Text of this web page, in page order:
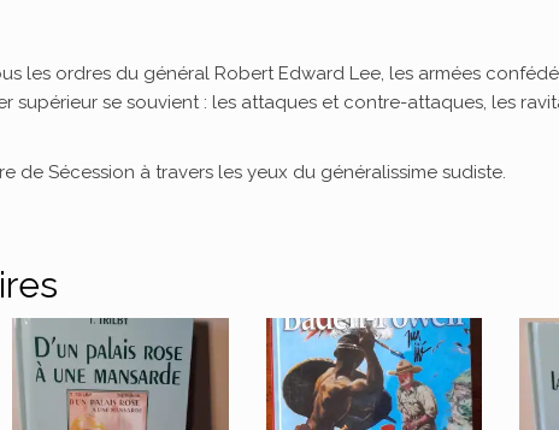
les ordres du général Robert Edward Lee, les armées
supérieur se souvient : les attaques et contre-attaques, les
de Sécession à travers les yeux du généralissime sudiste.